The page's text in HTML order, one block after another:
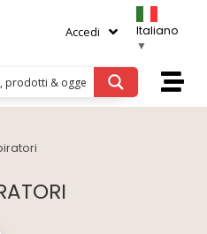
Accedi
Italiano
▼